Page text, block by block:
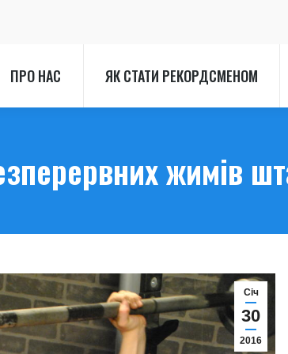
ПРО НАС ЯК СТАТИ РЕКОРДСМЕНОМ
жимів
Cіч
30
2016